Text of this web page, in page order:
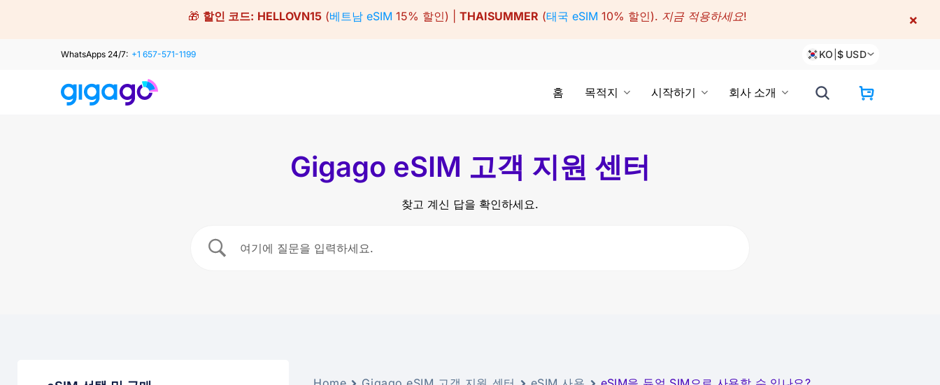
🎁 할인 코드: HELLOVN15(베트남 eSIM 15% 할인) | THAISUMMER (태국 eSIM 10% 할인). 지금 적용하세요! ×
WhatsApps 24/7: +1 657-571-1199 KO |$ USD
홈 목적지 시작하기 회사 소개
Gigago eSIM 고객 지원 센터
찾고 계신 답을 확인하세요.